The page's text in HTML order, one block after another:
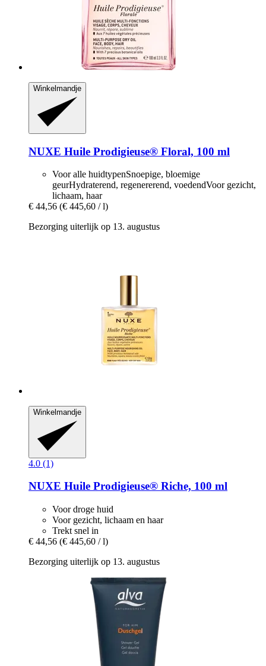
Winkelmandje
NUXE Huile Prodigieuse® Floral, 100 ml
Voor alle huidtypenSnoepige, bloemige
geurHydraterend, regenererend, voedendVoor gezicht,
lichaam, haar
€ 44,56 (€ 445,60 / l)
Bezorging uiterlijk op 13. augustus
Winkelmandje
4.0 (1)
NUXE Huile Prodigieuse® Riche, 100 ml
Voor droge huid
Voor gezicht, lichaam en haar
Trekt snel in
€ 44,56 (€ 445,60 / l)
Bezorging uiterlijk op 13. augustus